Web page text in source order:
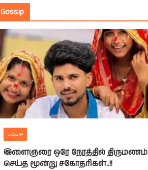
Gossip
GOSSIP
இளைஞரை ஒரே நேரத்தில் திருமணம்
செய்த மூன்று சகோதரிகள்..!!